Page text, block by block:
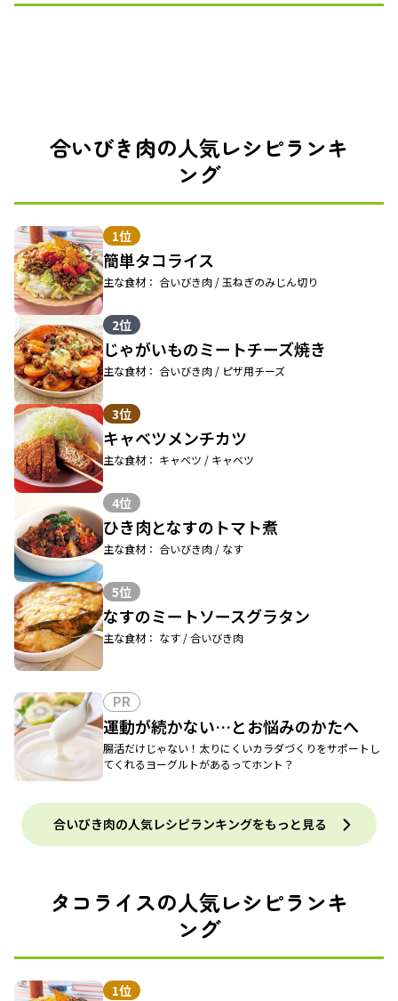
合いびき肉の人気レシピランキ
ング
1位
簡単タコライス
主な食材： 合いびき肉 / 玉ねぎのみじん切り
2位
じゃがいものミートチーズ焼き
主な食材： 合いびき肉 / ピザ用チーズ
3位
キャベツメンチカツ
主な食材： キャベツ / キャベツ
4位
ひき肉となすのトマト煮
主な食材： 合いびき肉 / なす
5位
なすのミートソースグラタン
主な食材： なす / 合いびき肉
PR
運動が続かない…とお悩みのかたへ
腸活だけじゃない！太りにくいカラダづくりをサポートし
てくれるヨーグルトがあるってホント？
合いびき肉の人気レシピランキングをもっと見る
タコライスの人気レシピランキ
ング
1位